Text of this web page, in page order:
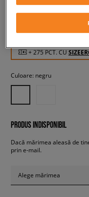
274,99 RON cu TVA
+ 275 PCT. CU
Culoare: negru
PRODUS INDISPONIBIL
Dacă mărimea aleasă de
prin e-mail.
Alege mărimea